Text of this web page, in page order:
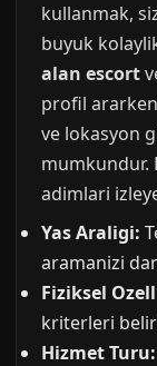
kullanmak,
buyuk
alan escort
profil
ve lokasyon
mumkundur.
adimlari
Yas Araligi:
aramanizi
Fiziksel
kriterleri
Hizmet Turu: